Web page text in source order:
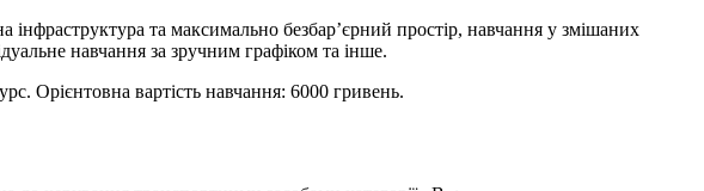
та максимально безбар’єрний простір, навчання у змішаних
навчання за зручним графіком та інше.
Орієнтовна вартість навчання: 6000 гривень.